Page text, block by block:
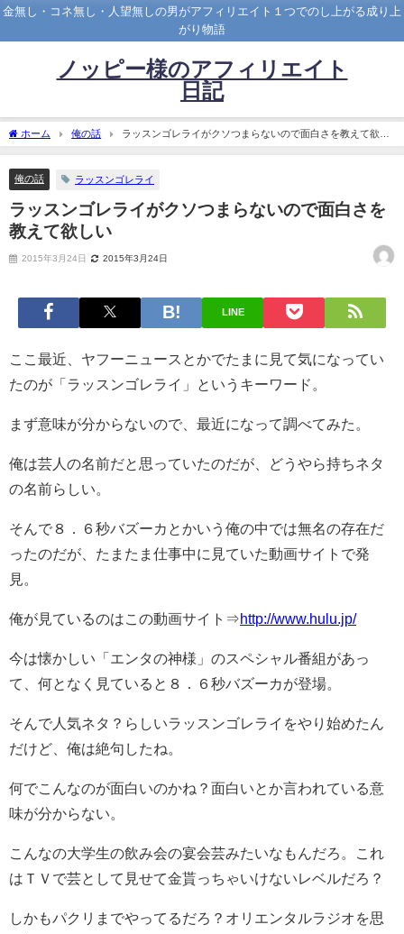
金無し・コネ無し・人望無しの男がアフィリエイト１つでのし上がる成り上
がり物語
ノッピー様のアフィリエイト
日記
ホーム 俺の話
ラッスンゴレライがクソつまらないので面白さを教えて欲し
い
俺の話 ラッスンゴレライ
ラッスンゴレライがクソつまらないので面白さを
教えて欲しい
2015年3月24日 2015年3月24日
LINE
ここ最近、ヤフーニュースとかでたまに見て気になってい
たのが「ラッスンゴレライ」というキーワード。
まず意味が分からないので、最近になって調べてみた。
俺は芸人の名前だと思っていたのだが、どうやら持ちネタ
の名前らしい。
そんで８．６秒バズーカとかいう俺の中では無名の存在だ
ったのだが、たまたま仕事中に見ていた動画サイトで発
見。
俺が見ているのはこの動画サイト⇒http://www.hulu.jp/
今は懐かしい「エンタの神様」のスペシャル番組があっ
て、何となく見ていると８．６秒バズーカが登場。
そんで人気ネタ？らしいラッスンゴレライをやり始めたん
だけど、俺は絶句したね。
何でこんなのが面白いのかね？面白いとか言われている意
味が分からない。
こんなの大学生の飲み会の宴会芸みたいなもんだろ。これ
はＴＶで芸として見せて金貰っちゃいけないレベルだろ？
しかもパクリまでやってるだろ？オリエンタルラジオを思